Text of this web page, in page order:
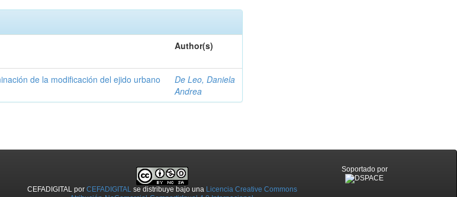
Author(s)
de la modificación del ejido urbano
De Leo, Daniela
Andrea
CEFADIGITAL porCEFADIGITAL se distribuye bajo una Licencia Creative Commons
Soportado por